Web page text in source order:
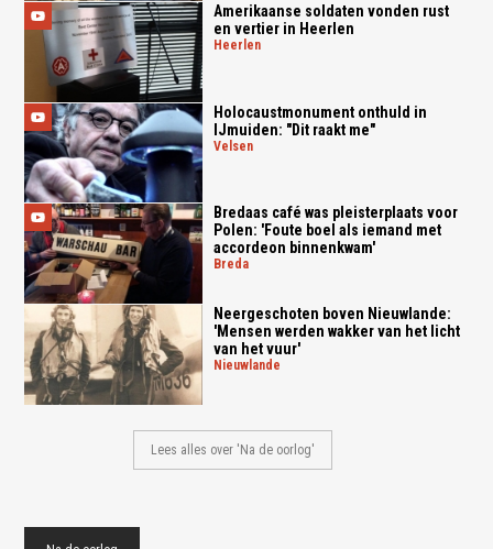
Amerikaanse soldaten vonden rust
en vertier in Heerlen
heerlen
Holocaustmonument onthuld in
IJmuiden: "Dit raakt me"
velsen
Bredaas café was pleisterplaats voor
Polen: 'Foute boel als iemand met
accordeon binnenkwam'
breda
Neergeschoten boven Nieuwlande:
'Mensen werden wakker van het licht
van het vuur'
nieuwlande
Lees alles over 'Na de oorlog'